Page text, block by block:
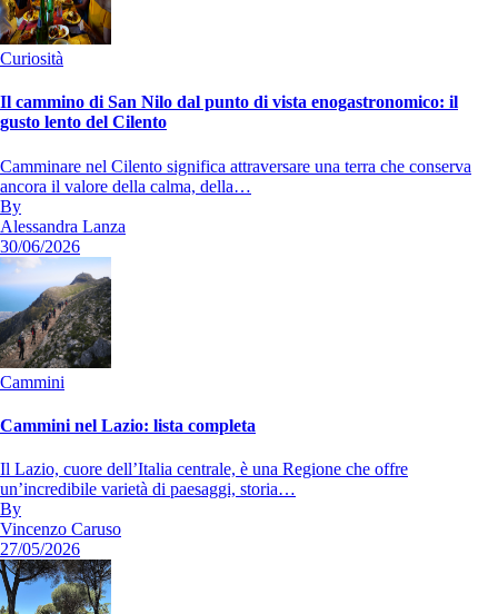
Curiosità
Il cammino di San Nilo dal punto di vista enogastronomico: il
gusto lento del Cilento
Camminare nel Cilento significa attraversare una terra che conserva
ancora il valore della calma, della…
By
Alessandra Lanza
30/06/2026
Cammini
Cammini nel Lazio: lista completa
Il Lazio, cuore dell’Italia centrale, è una Regione che offre
un’incredibile varietà di paesaggi, storia…
By
Vincenzo Caruso
27/05/2026